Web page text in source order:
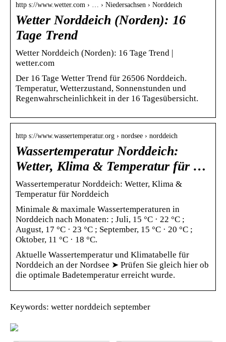
http s://www.wetter.com › … › Niedersachsen › Norddeich
Wetter Norddeich (Norden): 16
Tage Trend
Wetter Norddeich (Norden): 16 Tage Trend |
wetter.com
Der 16 Tage Wetter Trend für 26506 Norddeich.
Temperatur, Wetterzustand, Sonnenstunden und
Regenwahrscheinlichkeit in der 16 Tagesübersicht.
http s://www.wassertemperatur.org › nordsee › norddeich
Wassertemperatur Norddeich:
Wetter, Klima & Temperatur für …
Wassertemperatur Norddeich: Wetter, Klima &
Temperatur für Norddeich
Minimale & maximale Wassertemperaturen in
Norddeich nach Monaten: ; Juli, 15 °C · 22 °C ;
August, 17 °C · 23 °C ; September, 15 °C · 20 °C ;
Oktober, 11 °C · 18 °C.
Aktuelle Wassertemperatur und Klimatabelle für
Norddeich an der Nordsee ➤ Prüfen Sie gleich hier ob
die optimale Badetemperatur erreicht wurde.
Keywords: wetter norddeich september